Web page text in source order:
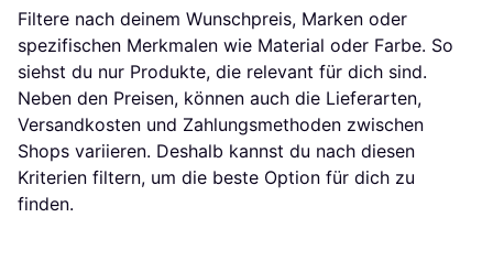
Filtere nach deinem Wunschpreis, Marken oder
spezifischen Merkmalen wie Material oder Farbe. So
siehst du nur Produkte, die relevant für dich sind.
Neben den Preisen, können auch die Lieferarten,
Versandkosten und Zahlungsmethoden zwischen
Shops variieren. Deshalb kannst du nach diesen
Kriterien filtern, um die beste Option für dich zu
finden.